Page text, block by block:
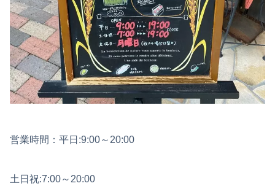
営業時間：平日:9:00～20:00
土日祝:7:00～20:00